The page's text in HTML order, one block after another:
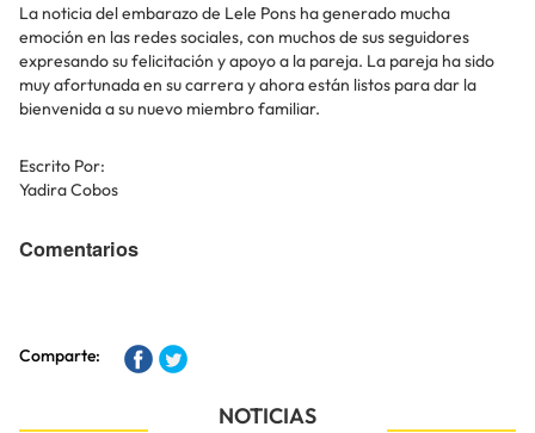
La noticia del embarazo de Lele Pons ha generado mucha
emoción en las redes sociales, con muchos de sus seguidores
expresando su felicitación y apoyo a la pareja. La pareja ha sido
muy afortunada en su carrera y ahora están listos para dar la
bienvenida a su nuevo miembro familiar.
Escrito Por:
Yadira Cobos
Comentarios
Comparte:
NOTICIAS